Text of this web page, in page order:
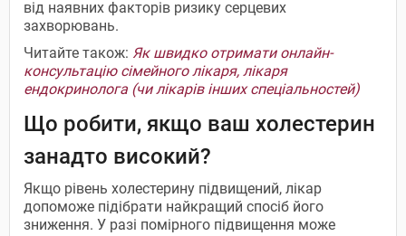
від наявних факторів ризику серцевих
захворювань.
Читайте також: Як швидко отримати онлайн-
консультацію сімейного лікаря, лікаря
ендокринолога (чи лікарів інших спеціальностей)
Що робити, якщо ваш холестерин
занадто високий?
Якщо рівень холестерину підвищений, лікар
допоможе підібрати найкращий спосіб його
зниження. У разі помірного підвищення може